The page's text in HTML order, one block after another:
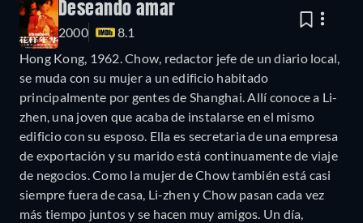
Deseando amar
2000
8.1
Hong Kong, 1962. Chow, redactor jefe de un diario local,
se muda con su mujer a un edificio habitado
principalmente por gentes de Shanghai. Allí conoce a Li-
zhen, una joven que acaba de instalarse en el mismo
edificio con su esposo. Ella es secretaria de una empresa
de exportación y su marido está continuamente de viaje
de negocios. Como la mujer de Chow también está casi
siempre fuera de casa, Li-zhen y Chow pasan cada vez
más tiempo juntos y se hacen muy amigos. Un día,